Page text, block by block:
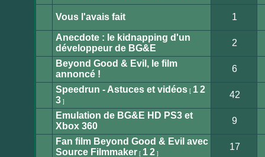
message
non
message
non
Vous l'avais fait 1
Aucun
message
non
Anecdote : le kidnapping d'un
développeur de BG&E
2
Aucun
message
non
Beyond Good & Evil, le film
annoncé !
6
Aucun
message
non
Speedrun - Astuces et vidéos[ 1 2
3]
42
Aucun
message
non
Emulation de BG&E HD PS3 et
Xbox 360
9
Aucun
Fan film Beyond Good & Evil avec
Source Filmmaker[ 1 2]
17